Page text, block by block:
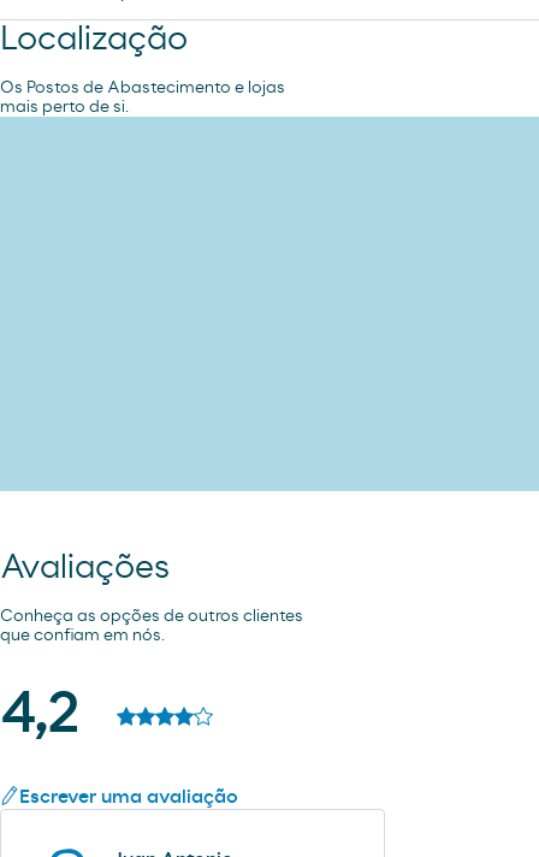
Localização
Os Postos de Abastecimento e lojas
mais perto de si.
Avaliações
Conheça as opções de outros clientes
que confiam em nós.
4,2
Escrever uma avaliação